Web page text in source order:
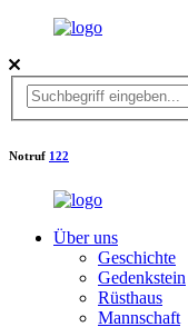
Notruf 122
Über uns
Geschichte
Gedenkstein
Rüsthaus
Mannschaft